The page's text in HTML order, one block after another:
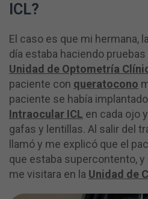
ICL?
El caso es que mi hermana, la
día estaba haciendo
Unidad de Optometría
paciente con queratocono
paciente se había
Intraocular ICL en cada ojo
gafas y lentillas. Al salir del
llamó y me explicó que el
que estaba supercontento,
me visitara en la Unidad de